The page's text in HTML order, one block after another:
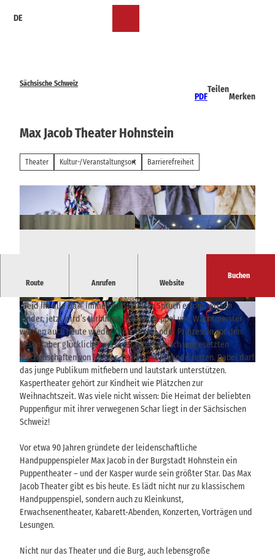
DE
Sächsische Schweiz
PDF
Teilen
Merken
Max Jacob Theater Hohnstein
Theater Kultur-/Veranstaltungsort Barrierefreiheit
© via www.saechsische-schweiz.de, Marko Förster | CC-BY-SA
© TVSSW, Madlen Rogge | CC-BY-SA © TVSSW, Madlen Rogge | CC-BY-SA
Route Anrufen Website
Buchen
Die Veranstaltungsräumlichkeiten für Puppentheater, Kleinkunst
„Seid ihr alle da?“ Immer, wenn dieser Spruch ertönt, wissen
Kinder, jetzt wird’s turbulent. Kasper, Seppel und Wachtmeister
werden auch heute wieder Oma, Gretel oder Prinzessin vor den
fiesen, aber glücklicherweise oft dilettantisch umgesetzten
Machenschaften von Räuber, Teufel und Krokodil retten. Dabei darf
das junge Publikum mitfiebern und lautstark unterstützen.
Kaspertheater gehört zur Kindheit wie Plätzchen zur
Weihnachtszeit. Was viele nicht wissen: Die Heimat der beliebten
Puppenfigur mit ihrer verwegenen Schar liegt in der Sächsischen
Schweiz!
Vor etwa 90 Jahren gründete der leidenschaftliche
Handpuppenspieler Max Jacob in der Burgstadt Hohnstein ein
Puppentheater – und der Kasper wurde sein größter Star. Das Max
Jacob Theater gibt es bis heute. Es lädt nicht nur zu klassischem
Handpuppenspiel, sondern auch zu Kleinkunst,
Erwachsenentheater, Kabarett-Abenden, Konzerten, Vorträgen und
Lesungen.
Nicht nur das Theater und die Burg, auch lebensgroße